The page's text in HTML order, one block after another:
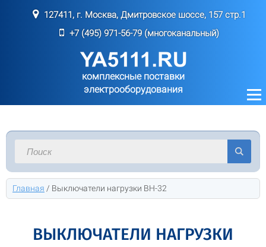
127411, г. Москва, Дмитровское шоссе, 157 стр.1
+7 (495) 971-56-79 (многоканальный)
комплексные поставки
электрооборудования
Главная / Выключатели нагрузки ВН-32
ВЫКЛЮЧАТЕЛИ НАГРУЗКИ